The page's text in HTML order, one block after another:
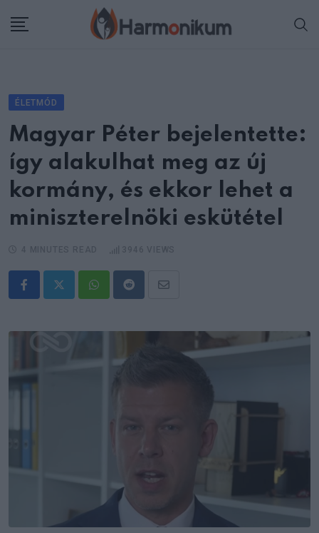
ÉLETMÓD
Magyar Péter bejelentette:
így alakulhat meg az új
kormány, és ekkor lehet a
miniszterelnöki eskütétel
WhatsappRedditShare
Email